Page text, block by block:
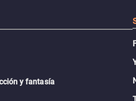
y fantasía